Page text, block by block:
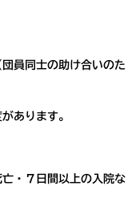
員同士の助け合いのた
あります。
日間以上の入院な